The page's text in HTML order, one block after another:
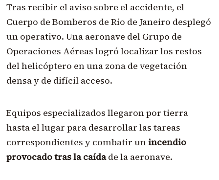
Tras recibir el aviso sobre el accidente, el
Cuerpo de Bomberos de Río de Janeiro desplegó
un operativo. Una aeronave del Grupo de
Operaciones Aéreas logró localizar los restos
del helicóptero en una zona de vegetación
densa y de difícil acceso.
Equipos especializados llegaron por tierra
hasta el lugar para desarrollar las tareas
correspondientes y combatir un incendio
provocado tras la caídade la aeronave.